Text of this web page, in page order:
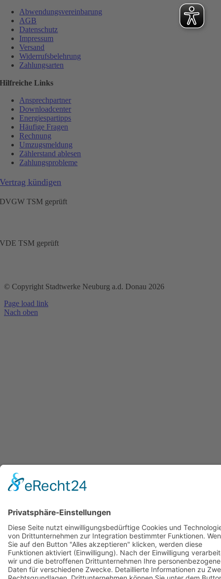
Abwendungsvereinbarung
AGB
Datenschutz
Impressum
Versand
Widerrufsbelehrung
Zahlungsarten
Hilfreiche Links
Ansprechpartner
Downloadcenter
Energiespartipps
Häufige Fragen
Rechnung
Umzugsmeldung
Zählerstand ablesen
Zahlungsprobleme
Vertrag kündigen
DVGW TSM geprüft
VDE TSM geprüft
© Copyright Stadtwerke Neuburg a.d. Donau 2026
Page load link
Nach oben